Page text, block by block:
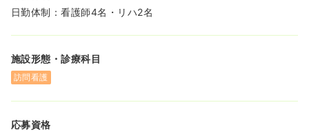
日勤体制：看護師4名・リハ2名
施設形態・診療科目
訪問看護
応募資格